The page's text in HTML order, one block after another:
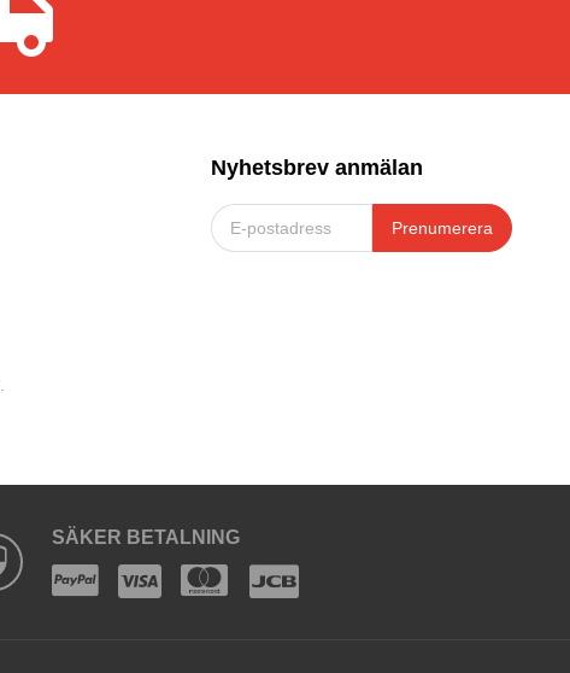
Nyhetsbrev anmälan
Prenumerera
SÄKER BETALNING